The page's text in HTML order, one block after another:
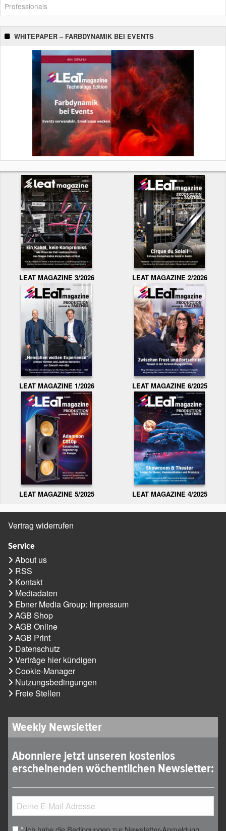
Professionals
WHITEPAPER – FARBDYNAMIK BEI EVENTS
LEAT MAGAZINE 3/2026 LEAT MAGAZINE 2/2026
LEAT MAGAZINE 1/2026 LEAT MAGAZINE 6/2025
LEAT MAGAZINE 5/2025 LEAT MAGAZINE 4/2025
Vertrag widerrufen
Service
About us
RSS
Kontakt
Mediadaten
Ebner Media Group: Impressum
AGB Shop
AGB Online
AGB Print
Datenschutz
Verträge hier kündigen
Cookie-Manager
Nutzungsbedingungen
Freie Stellen
Weekly Newsletter
Abonniere jetzt unseren kostenlos
erscheinenden wöchentlichen Newsletter: